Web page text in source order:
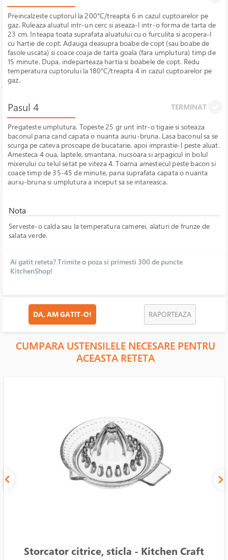
Preincalzeste cuptorul la 200°C/treapta 6 in cazul cuptoarelor pe
gaz. Ruleaza aluatul intr-un cerc si aseaza-l intr-o forma de tarta de
23 cm. Inteapa toata suprafata aluatului cu o furculita si acopera-l
cu hartie de copt. Adauga deasupra boabe de copt (sau boabe de
fasole uscata) si coace coaja de tarta goala (fara umplutura) timp de
15 minute. Dupa, indeparteaza hartia si boabele de copt. Redu
temperatura cuptorului la 180°C/treapta 4 in cazul cuptoarelor pe
gaz.
Pasul 4 TERMINAT
Pregateste umplutura. Topeste 25 gr unt intr-o tigaie si soteaza
baconul pana cand capata o nuanta auriu-bruna. Lasa baconul sa se
scurga pe cateva prosoape de bucatarie, apoi imprastie-l peste aluat.
Amesteca 4 oua, laptele, smantana, nucsoara si arpagicul in bolul
mixerului cu telul setat pe viteza 4. Toarna amestecul peste bacon si
coace timp de 35-45 de minute, pana suprafata capata o nuanta
auriu-bruna si umplutura a inceput sa se intareasca.
Nota
Serveste-o calda sau la temperatura camerei, alaturi de frunze de
salata verde.
Ai gatit reteta? Trimite o poza si primesti 300 de puncte
KitchenShop!
DA, AM GATIT-O! RAPORTEAZA
CUMPARA USTENSILELE NECESARE PENTRU
ACEASTA RETETA
Storcator citrice, sticla - Kitchen Craft